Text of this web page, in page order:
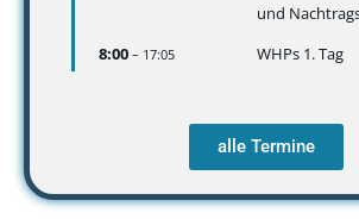
und
8:00 – 17:05 WHPs 1. Tag
alle Termine